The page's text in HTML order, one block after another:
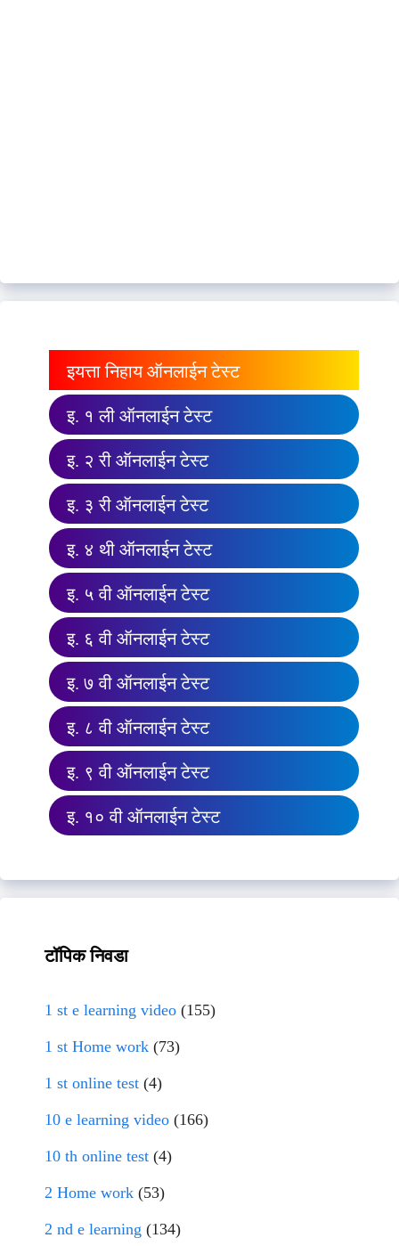
इयत्ता निहाय ऑनलाईन टेस्ट
इ. १ ली ऑनलाईन टेस्ट
इ. २ री ऑनलाईन टेस्ट
इ. ३ री ऑनलाईन टेस्ट
इ. ४ थी ऑनलाईन टेस्ट
इ. ५ वी ऑनलाईन टेस्ट
इ. ६ वी ऑनलाईन टेस्ट
इ. ७ वी ऑनलाईन टेस्ट
इ. ८ वी ऑनलाईन टेस्ट
इ. ९ वी ऑनलाईन टेस्ट
इ. १० वी ऑनलाईन टेस्ट
टॉपिक निवडा
1 st e learning video (155)
1 st Home work (73)
1 st online test (4)
10 e learning video (166)
10 th online test (4)
2 Home work (53)
2 nd e learning (134)